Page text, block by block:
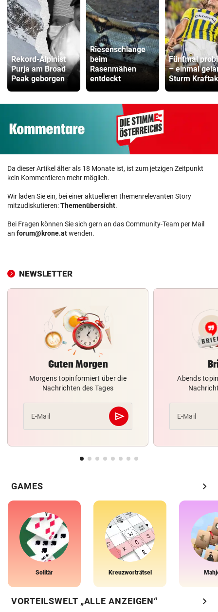
Rekord-Alpinist
Purja am Broad
Peak geborgen
Riesenschlange
beim
Rasenmähen
entdeckt
Fünfmal
– einmal
Sturm
Da dieser Artikel älter als 18 Monate ist, ist zum jetzigen Zeitpunkt
kein Kommentieren mehr möglich.
Wir laden Sie ein, bei einer aktuelleren themenrelevanten Story
mitzudiskutieren:Themenübersicht.
Bei Fragen können Sie sich gern an das Community-Team per Mail
an forum@krone.atwenden.
NEWSLETTER
Guten Morgen
Morgens topinformiert über die
Nachrichten des Tages
E-Mail send
Abschicken
Abends
E-Mail
GAMES chevron_right
Solitär Kreuzworträtsel
VORTEILSWELT „ALLE ANZEIGEN“ chevron_right